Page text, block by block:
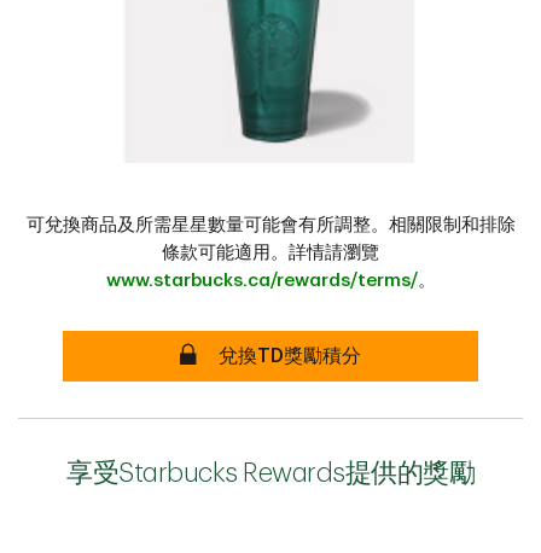
可兌換商品及所需星星數量可能會有所調整。相關限制和排除
條款可能適用。詳情請瀏覽
www.starbucks.ca/rewards/terms/。
兌換TD獎勵積分
享受Starbucks Rewards提供的獎勵